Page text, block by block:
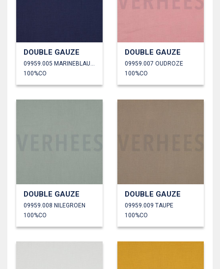
DOUBLE GAUZE
09959.005 MARINEBLAUW
100%CO
DOUBLE GAUZE
09959.007 OUDROZE
100%CO
DOUBLE GAUZE
09959.008 NILEGROEN
100%CO
DOUBLE GAUZE
09959.009 TAUPE
100%CO